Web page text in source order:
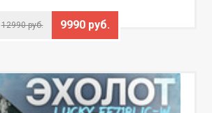
12990 руб. 9990 руб.